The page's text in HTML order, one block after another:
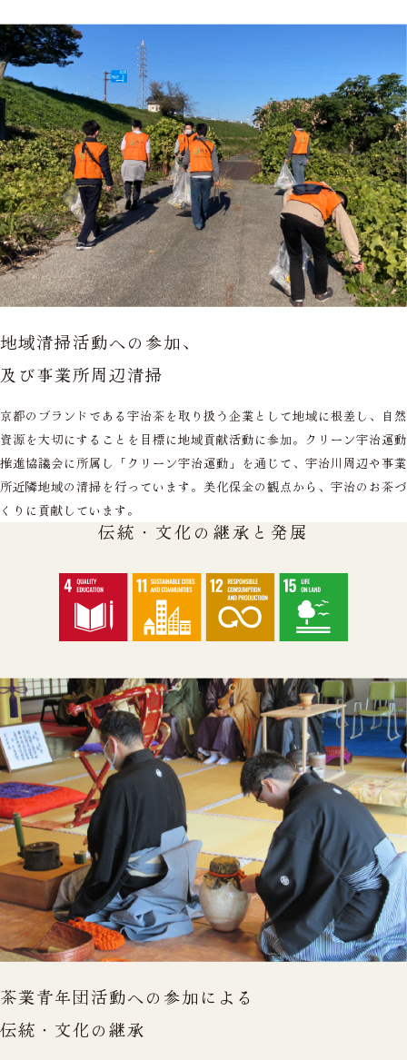
地域清掃活動への参加、
及び事業所周辺清掃
京都のブランドである宇治茶を取り扱う企業として地域に根差し、自然
資源を大切にすることを目標に地域貢献活動に参加。クリーン宇治運動
推進協議会に所属し「クリーン宇治運動」を通じて、宇治川周辺や事業
所近隣地域の清掃を行っています。美化保全の観点から、宇治のお茶づ
くりに貢献しています。
伝統・文化の継承と発展
茶業青年団活動への参加による
伝統・文化の継承